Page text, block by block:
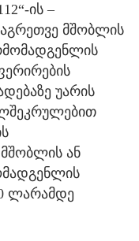
ის –
აგრეთვე მშობლის
უარის
ან
ლარამდე